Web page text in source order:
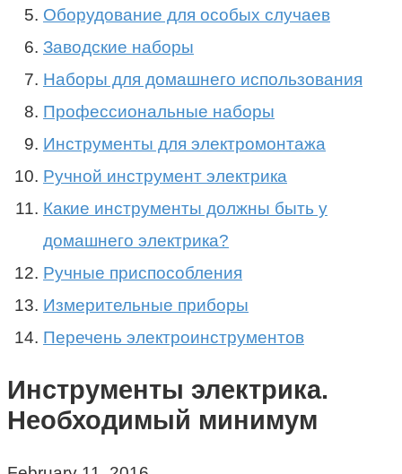
Оборудование для особых случаев
Заводские наборы
Наборы для домашнего использования
Профессиональные наборы
Инструменты для электромонтажа
Ручной инструмент электрика
Какие инструменты должны быть у
домашнего электрика?
Ручные приспособления
Измерительные приборы
Перечень электроинструментов
Инструменты электрика.
Необходимый минимум